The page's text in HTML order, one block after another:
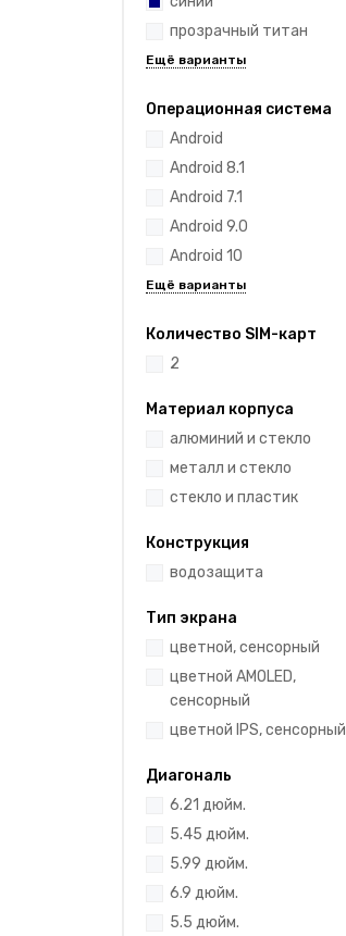
прозрачный титан
Операционная система
Android
Android 8.1
Android 7.1
Android 9.0
Android 10
Количество SIM-карт
2
Материал корпуса
алюминий и стекло
металл и стекло
стекло и пластик
Конструкция
водозащита
Тип экрана
цветной, сенсорный
цветной AMOLED,
сенсорный
цветной IPS, сенсорный
Диагональ
6.21 дюйм.
5.45 дюйм.
5.99 дюйм.
6.9 дюйм.
5.5 дюйм.